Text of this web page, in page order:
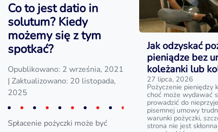
Co to jest datio in
solutum? Kiedy
możemy się z tym
spotkać?
Opublikowano: 2 września, 2021
| Zaktualizowano: 20 listopada,
2025
Spłacenie pożyczki może być
Jak odzyskać
pieniądze bez
koleżanki lub
27 lipca, 2026
Pożyczenie pieniędzy
choć może wydawać
prowadzić do
pisemnej umowy
warunki pożyczki,
strona nie jest